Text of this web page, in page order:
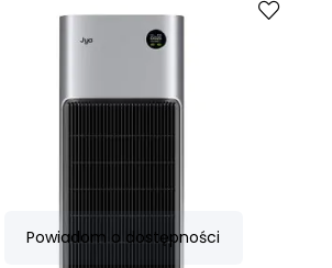
Powiadom o dostępności